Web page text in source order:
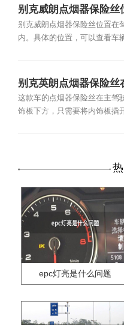
别克威朗点烟器保险丝
别克威朗点烟器保险丝位置在
内。具体的位置，可以查看车
别克英朗点烟器保险丝
这款车的点烟器保险丝在主驾
饰板下方，只需要将内饰板撬
epc灯亮是什么问题